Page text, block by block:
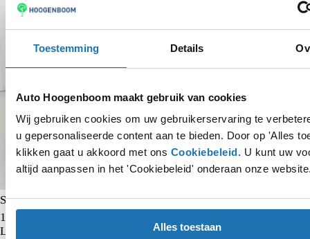
Toestemming Details
Auto Hoogenboom maakt gebruik van cookies
Wij gebruiken cookies om uw gebruikerservaring te
u gepersonaliseerde content aan te bieden. Door op 'Alles
klikken gaat u akkoord met ons Cookiebeleid. U kunt uw
altijd aanpassen in het 'Cookiebeleid' onderaan onze
Alles toestaan
Skoda Kamiq
1.0 TSI Ambition | Trekhaak | CarPlay | Cruise control | Airco |
Lane- en frontassist | Bluetooth |